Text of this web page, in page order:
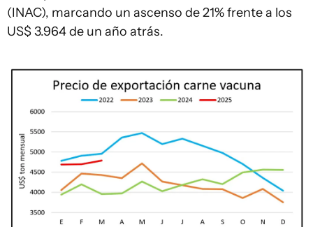
(INAC), marcando un ascenso de 21% frente a los
US$ 3.964 de un año atrás.